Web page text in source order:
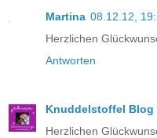
Martina 08.12.12,
Herzlichen
Antworten
Knuddelstoffel Blog
Herzlichen